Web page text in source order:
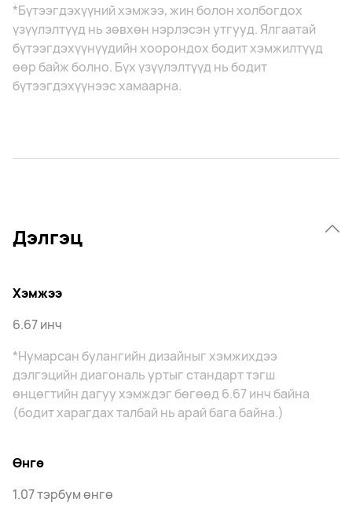
*Бүтээгдэхүүний хэмжээ, жин болон холбогдох
үзүүлэлтүүд нь зөвхөн нэрлэсэн утгууд. Ялгаатай
бүтээгдэхүүнүүдийн хоорондох бодит хэмжилтүүд
өөр байж болно. Бүх үзүүлэлтүүд нь бодит
бүтээгдэхүүнээс хамаарна.
Дэлгэц
Хэмжээ
6.67 инч
*Нумарсан булангийн дизайныг хэмжихдээ
дэлгэцийн диагональ уртыг стандарт тэгш
өнцөгтийн дагуу хэмждэг бөгөөд 6.67 инч байна
(бодит харагдах талбай нь арай бага байна.)
Өнгө
1.07 тэрбум өнгө